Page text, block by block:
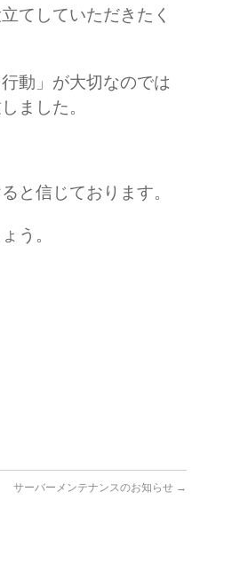
てしていただきたく
動」が大切なのでは
ました。
と信じております。
う。
サーバーメンテナンスのお知らせ →